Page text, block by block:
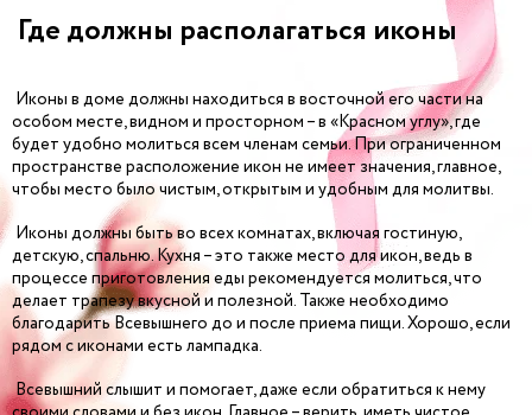
Где должны располагаться иконы
Иконы в доме должны находиться в восточной его части на
особом месте, видном и просторном – в «Красном углу», где
будет удобно молиться всем членам семьи. При ограниченном
пространстве расположение икон не имеет значения, главное,
чтобы место было чистым, открытым и удобным для молитвы.
Иконы должны быть во всех комнатах, включая гостиную,
детскую, спальню. Кухня – это также место для икон, ведь в
процессе приготовления еды рекомендуется молиться, что
делает трапезу вкусной и полезной. Также необходимо
благодарить Всевышнего до и после приема пищи. Хорошо, если
рядом с иконами есть лампадка.
Всевышний слышит и помогает, даже если обратиться к нему